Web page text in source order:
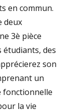
en commun.
deux
3è pièce
des
son
un
fonctionnelle
la vie